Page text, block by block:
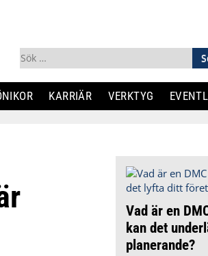
Sök
efter:
KARRIÄR VERKTYG
Vad är en
kan det
planerande?